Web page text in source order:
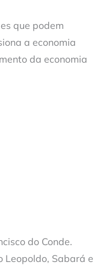
que podem
a economia
da economia
do Conde.
Leopoldo, Sabará e